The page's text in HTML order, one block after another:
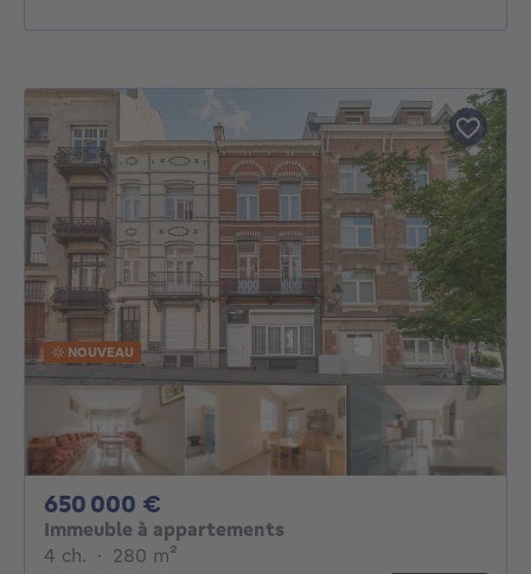
NOUVEAU
650 000 €
Immeuble à appartements
4 ch. 4 chambres
· 280 m²